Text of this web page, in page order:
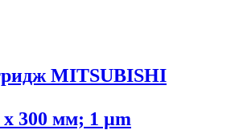
MITSUBISHI
300 мм; 1 µm